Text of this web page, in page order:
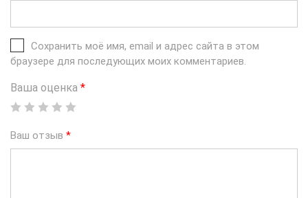
Сохранить моё имя, email и адрес сайта в этом
браузере для последующих моих комментариев.
Ваша оценка *
Ваш отзыв *